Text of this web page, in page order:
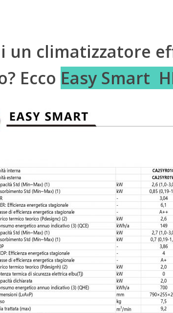
un climatizzatore
Ecco Easy Smart